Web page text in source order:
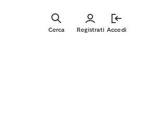
Registrati Accedi
Cerca